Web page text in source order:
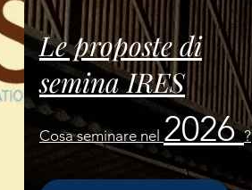
Le proposte di
semina IRES
Cosa seminare nel 2026?